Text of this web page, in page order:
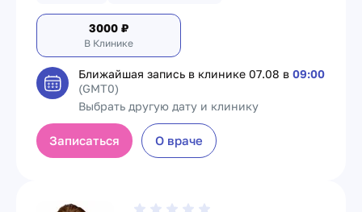
3000 ₽
В Клинике
Ближайшая запись в клинике 07.08 в 09:00
(GMT0)
Выбрать другую дату и клинику
Записаться О враче